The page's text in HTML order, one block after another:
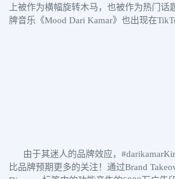
上被作为横幅旋转木马，也被作为热门话
牌音乐《Mood Dari Kamar》也出现在
由于其迷人的品牌效应，
比品牌预期更多的关注！通过Brand